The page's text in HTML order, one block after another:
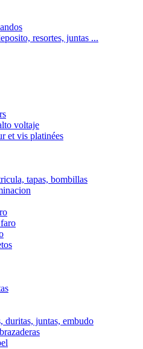
resortes, juntas ...
voltaje
et vis platinées
tapas, bombillas
duritas, juntas, embudo